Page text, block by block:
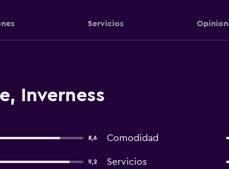
Servicios
Inverness
8,6 Comodidad
9,2 Servicios